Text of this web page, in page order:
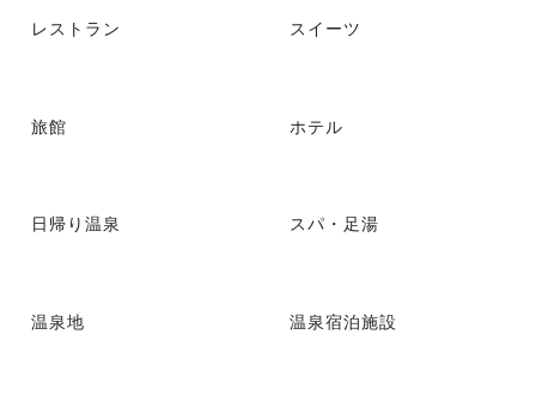
レストラン スイーツ
旅館 ホテル
日帰り温泉 スパ・足湯
温泉地 温泉宿泊施設